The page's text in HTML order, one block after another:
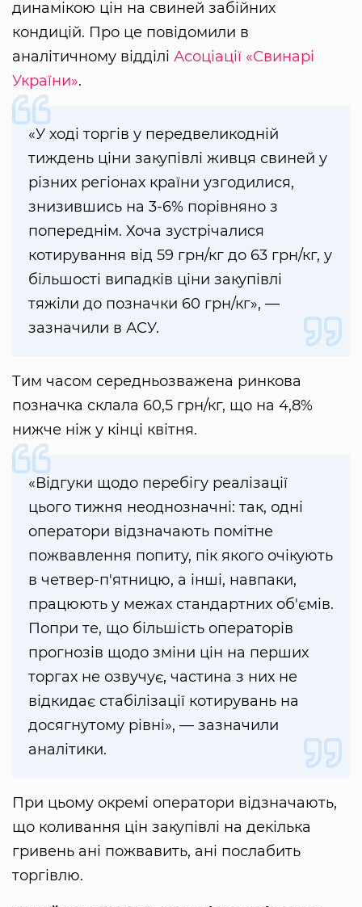
динамікою цін на свиней забійних
кондицій. Про це повідомили в
аналітичному відділі Асоціації «Свинарі
України».
«У ході торгів у передвеликодній
тиждень ціни закупівлі живця свиней у
різних регіонах країни узгодилися,
знизившись на 3-6% порівняно з
попереднім. Хоча зустрічалися
котирування від 59 грн/кг до 63 грн/кг, у
більшості випадків ціни закупівлі
тяжіли до позначки 60 грн/кг», —
зазначили в АСУ.
Тим часом середньозважена ринкова
позначка склала 60,5 грн/кг, що на 4,8%
нижче ніж у кінці квітня.
«Відгуки щодо перебігу реалізації
цього тижня неоднозначні: так, одні
оператори відзначають помітне
пожвавлення попиту, пік якого очікують
в четвер-п'ятницю, а інші, навпаки,
працюють у межах стандартних об'ємів.
Попри те, що більшість операторів
прогнозів щодо зміни цін на перших
торгах не озвучує, частина з них не
відкидає стабілізації котирувань на
досягнутому рівні», — зазначили
аналітики.
При цьому окремі оператори відзначають,
що коливання цін закупівлі на декілька
гривень ані пожвавить, ані послабить
торгівлю.